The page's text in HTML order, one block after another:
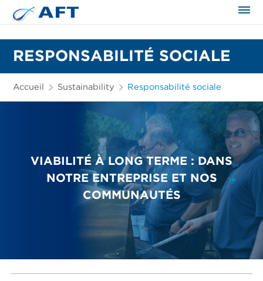
RESPONSABILITÉ SOCIALE
Accueil Sustainability Responsabilité sociale
VIABILITÉ À LONG TERME : DANS
NOTRE ENTREPRISE ET NOS
COMMUNAUTÉS